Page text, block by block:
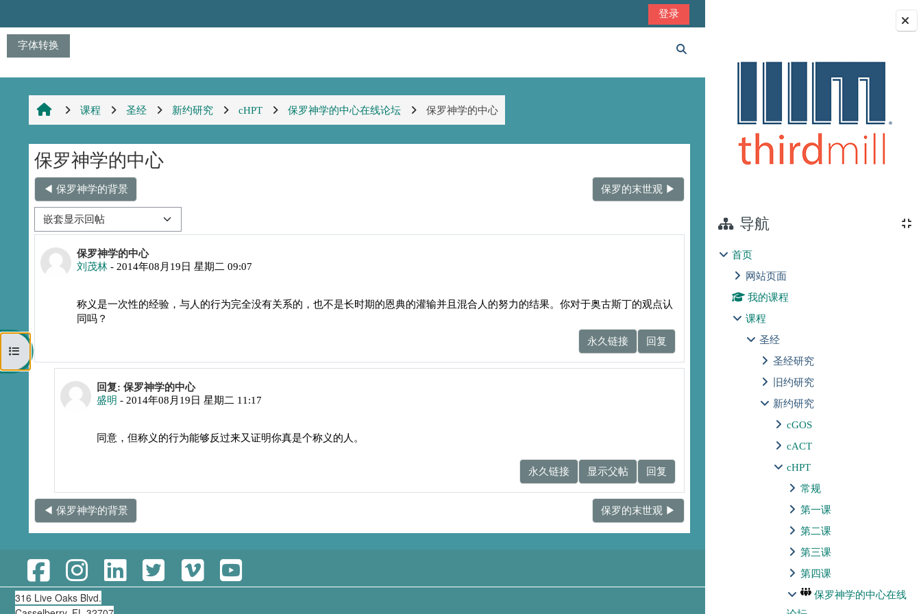
字体转换
版块
导航
首页
网站页面
我的课程
课程
圣经
圣经研究
旧约研究
新约研究
cGOS
cACT
cHPT
常规
第一课
第二课
第三课
第四课
保罗神学的中心在线
登录
切换搜索输入
打开课程索引
课程 圣经 新约研究 cHPT 保罗神学的中心在线论坛 保罗神学的中心
保罗神学的中心
◀︎ 保罗神学的背景 保罗的末世观 ▶︎
显示模式
保罗神学的中心
刘茂林 - 2014年08月19日 星期二 09:07
回帖数：1
称义是一次性的经验，与人的行为完全没有关系的，也不是长时期的恩典的灌输并且混合人的努力的结果。你对于奥古斯丁的观点认
同吗？
永久链接
回复
回复刘茂林
回复: 保罗神学的中心
盛明 - 2014年08月19日 星期二 11:17
同意，但称义的行为能够反过来又证明你真是个称义的人。
永久链接 显示父帖 回复
◀︎ 保罗神学的背景 保罗的末世观 ▶︎
316 Live Oaks Blvd.